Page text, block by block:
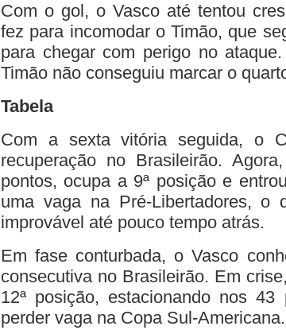
Com o gol, o Vasco até tentou
fez para incomodar o Timão, que
para chegar com perigo no
Timão não conseguiu marcar o
Tabela
Com a sexta vitória seguida, o
recuperação no Brasileirão.
pontos, ocupa a 9ª posição e
uma vaga na Pré-Libertadores, o
improvável até pouco tempo atrás.
Em fase conturbada, o Vasco
consecutiva no Brasileirão. Em
12ª posição, estacionando nos
perder vaga na Copa Sul-Americana.